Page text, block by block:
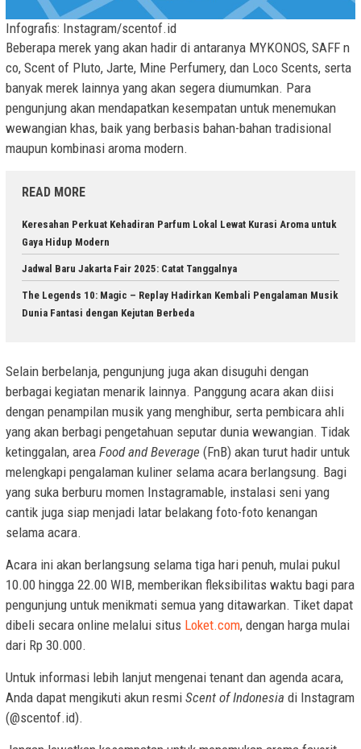
Infografis: Instagram/scentof.id
Beberapa merek yang akan hadir di antaranya MYKONOS, SAFF n
co, Scent of Pluto, Jarte, Mine Perfumery, dan Loco Scents, serta
banyak merek lainnya yang akan segera diumumkan. Para
pengunjung akan mendapatkan kesempatan untuk menemukan
wewangian khas, baik yang berbasis bahan-bahan tradisional
maupun kombinasi aroma modern.
READ MORE
Keresahan Perkuat Kehadiran Parfum Lokal Lewat Kurasi Aroma untuk
Gaya Hidup Modern
Jadwal Baru Jakarta Fair 2025: Catat Tanggalnya
The Legends 10: Magic – Replay Hadirkan Kembali Pengalaman Musik
Dunia Fantasi dengan Kejutan Berbeda
Selain berbelanja, pengunjung juga akan disuguhi dengan
berbagai kegiatan menarik lainnya. Panggung acara akan diisi
dengan penampilan musik yang menghibur, serta pembicara ahli
yang akan berbagi pengetahuan seputar dunia wewangian. Tidak
ketinggalan, area Food and Beverage (FnB) akan turut hadir untuk
melengkapi pengalaman kuliner selama acara berlangsung. Bagi
yang suka berburu momen Instagramable, instalasi seni yang
cantik juga siap menjadi latar belakang foto-foto kenangan
selama acara.
Acara ini akan berlangsung selama tiga hari penuh, mulai pukul
10.00 hingga 22.00 WIB, memberikan fleksibilitas waktu bagi para
pengunjung untuk menikmati semua yang ditawarkan. Tiket dapat
dibeli secara online melalui situs Loket.com, dengan harga mulai
dari Rp 30.000.
Untuk informasi lebih lanjut mengenai tenant dan agenda acara,
Anda dapat mengikuti akun resmi Scent of Indonesia di Instagram
(@scentof.id).